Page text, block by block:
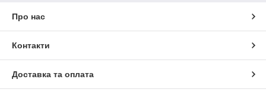
Про нас
Контакти
Доставка та оплата